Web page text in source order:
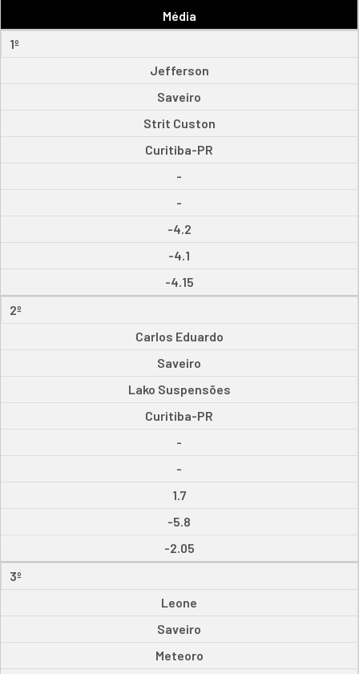
Média
1º
Jefferson
Saveiro
Strit Custon
Curitiba-PR
-
-
-4.2
-4.1
-4.15
2º
Carlos Eduardo
Saveiro
Lako Suspensões
Curitiba-PR
-
-
1.7
-5.8
-2.05
3º
Leone
Saveiro
Meteoro